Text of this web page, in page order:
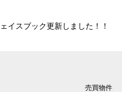
イスブック更新しました！！
売買物件